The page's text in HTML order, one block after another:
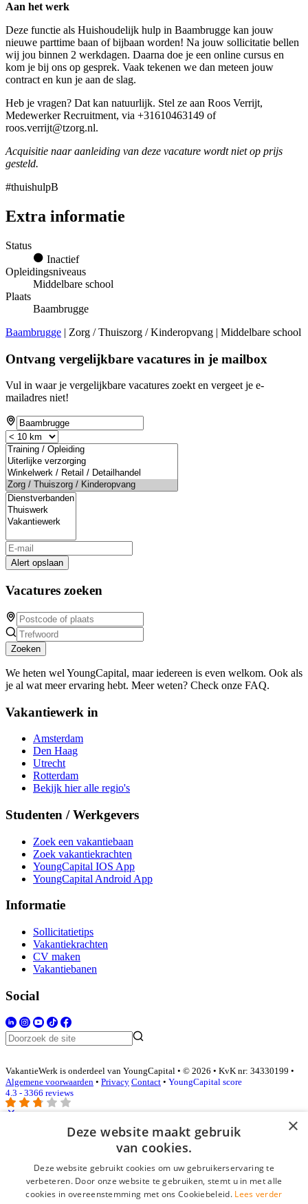
Aan het werk
Deze functie als Huishoudelijk hulp in Baambrugge kan jouw
nieuwe parttime baan of bijbaan worden! Na jouw sollicitatie bellen
wij jou binnen 2 werkdagen. Daarna doe je een online cursus en
kom je bij ons op gesprek. Vaak tekenen we dan meteen jouw
contract en kun je aan de slag.
Heb je vragen? Dat kan natuurlijk. Stel ze aan Roos Verrijt,
Medewerker Recruitment, via +31610463149 of
roos.verrijt@tzorg.nl.
Acquisitie naar aanleiding van deze vacature wordt niet op prijs
gesteld.
#thuishulpB
Extra informatie
Status
Inactief
Opleidingsniveaus
Middelbare school
Plaats
Baambrugge
Baambrugge | Zorg / Thuiszorg / Kinderopvang | Middelbare school
Ontvang vergelijkbare vacatures in je mailbox
Vul in waar je vergelijkbare vacatures zoekt en vergeet je e-
mailadres niet!
Alert opslaan
Vacatures zoeken
Zoeken
We heten wel YoungCapital, maar iedereen is even welkom. Ook als
je al wat meer ervaring hebt. Meer weten? Check onze FAQ.
Vakantiewerk in
Amsterdam
Den Haag
Utrecht
Rotterdam
Bekijk hier alle regio's
Studenten / Werkgevers
Zoek een vakantiebaan
Zoek vakantiekrachten
YoungCapital IOS App
YoungCapital Android App
Informatie
Sollicitatietips
Vakantiekrachten
CV maken
Vakantiebanen
Social
VakantieWerk is onderdeel van YoungCapital • © 2026 • KvK nr: 34330199 •
Algemene voorwaarden • Privacy Contact • YoungCapital score
4.3 - 3366 reviews
E-mail*
Wachtwoord
×
Deze website maakt gebruik
van cookies.
Deze website gebruikt cookies om uw gebruikerservaring te
verbeteren. Door onze website te gebruiken, stemt u in met alle
cookies in overeenstemming met ons Cookiebeleid. Lees verder